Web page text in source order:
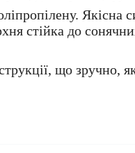
Якісна
стійка до
що зручно,